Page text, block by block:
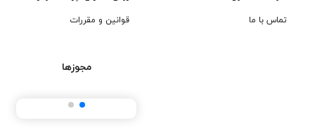
تماس با ما قوانین و مقررات
مجوزها